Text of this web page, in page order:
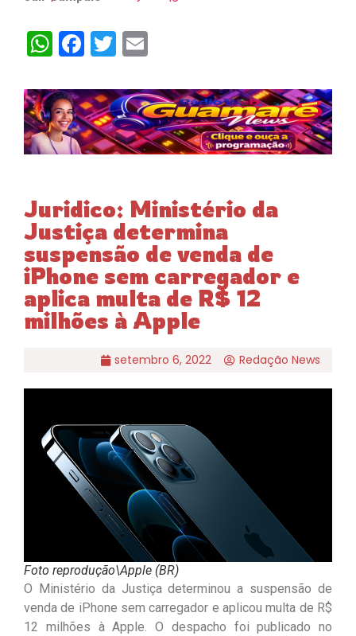
WhatsApp
Facebook
Twitter
Juridico: Ministério da
Justiça determina
suspensão de venda de
iPhone sem carregador e
aplica multa de R$ 12
milhões à Apple
setembro 6, 2022 Redação News
Foto reprodução\Apple (BR)
O Ministério da Justiça determinou a suspensão de
venda de iPhone sem carregador e aplicou multa de R$
12 milhões à Apple. O despacho foi publicado no